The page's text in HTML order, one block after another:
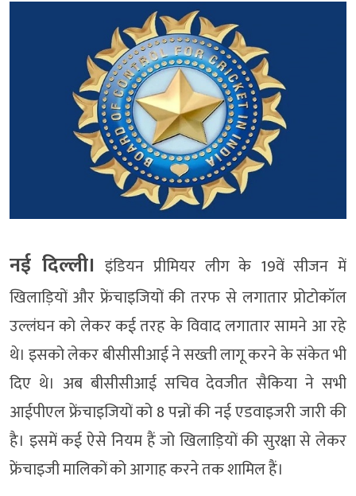
नई दिल्ली। इंडियन प्रीमियर लीग के 19वें सीजन में
खिलाड़ियों और फ्रेंचाइजियों की तरफ से लगातार प्रोटोकॉल
उल्लंघन को लेकर कई तरह के विवाद लगातार सामने आ रहे
थे। इसको लेकर बीसीसीआई ने सख्ती लागू करने के संकेत भी
दिए थे। अब बीसीसीआई सचिव देवजीत सैकिया ने सभी
आईपीएल फ्रेंचाइजियों को 8 पन्नों की नई एडवाइजरी जारी की
है। इसमें कई ऐसे नियम हैं जो खिलाड़ियों की सुरक्षा से लेकर
फ्रेंचाइजी मालिकों को आगाह करने तक शामिल हैं।